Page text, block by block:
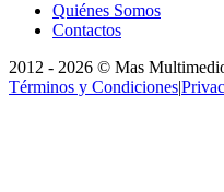
Quiénes Somos
Contactos
2012 - 2026 © Mas
Términos y Condiciones|